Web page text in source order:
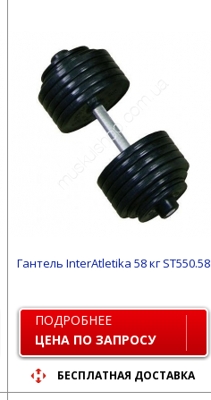
Гантель InterAtletika 58 кг ST550.58
ПОДРОБНЕЕ
ЦЕНА ПО ЗАПРОСУ
БЕСПЛАТНАЯ ДОСТАВКА